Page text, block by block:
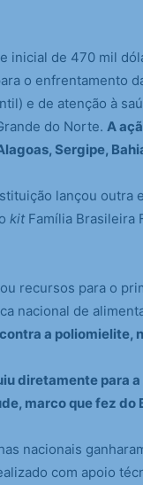
inicial de 470 mil
o enfrentamento
e de atenção à
do Norte. A
Sergipe,
lançou
kit Família Brasileira
recursos para o
nacional de
a poliomielite,
diretamente para
marco que fez
nacionais
com apoio